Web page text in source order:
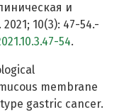
и
10(3): 47-54.-
54.
membrane
gastric cancer.